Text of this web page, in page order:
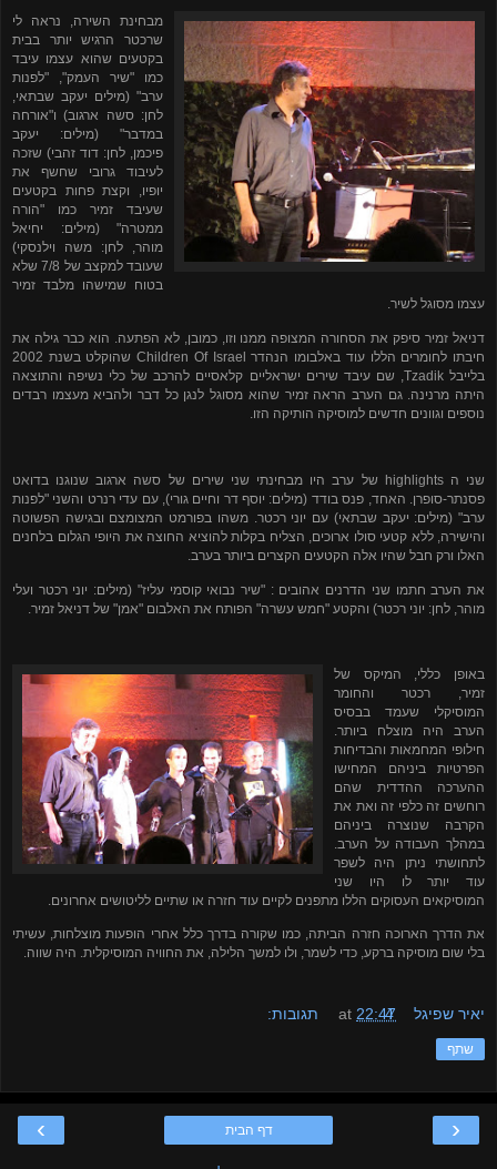
מבחינת השירה, נראה לי
שרכטר הרגיש יותר בבית
בקטעים שהוא עצמו עיבד
כמו "שיר העמק", "לפנות
ערב" (מילים יעקב שבתאי,
לחן: סשה ארגוב) ו"אורחה
במדבר" (מילים: יעקב
פיכמן, לחן: דוד זהבי) שזכה
לעיבוד גרובי שחשף את
יופיו, וקצת פחות בקטעים
שעיבד זמיר כמו "הורה
ממטרה" (מילים: יחיאל
מוהר, לחן: משה וילנסקי)
שעובד למקצב של 7/8 שלא
בטוח שמישהו מלבד זמיר
עצמו מסוגל לשיר.
דניאל זמיר סיפק את הסחורה המצופה ממנו וזו, כמובן, לא הפתעה. הוא כבר גילה את
חיבתו לחומרים הללו עוד באלבומו הנהדר Children Of Israel
שהוקלט בשנת 2002
בלייבלTzadik , שם עיבד שירים ישראליים קלאסיים להרכב של כלי נשיפה והתוצאה
היתה מרנינה. גם הערב הראה זמיר שהוא מסוגל לנגן כל דבר ולהביא מעצמו רבדים
נוספים וגוונים חדשים למוסיקה הותיקה הזו.
שני הhighlights של ערב היו מבחינתי שני שירים של סשה ארגוב שנוגנו בדואט
פסנתר-סופרן. האחד, פנס בודד (מילים: יוסף דר וחיים גורי), עם עדי רנרט והשני "לפנות
ערב" (מילים: יעקב שבתאי) עם יוני רכטר. משהו בפורמט המצומצם ובגישה הפשוטה
והישירה, ללא קטעי סולו ארוכים, הצליח בקלות להוציא החוצה את היופי הגלום בלחנים
האלו ורק חבל שהיו אלה הקטעים הקצרים ביותר בערב.
את הערב חתמו שני הדרנים אהובים : "שיר נבואי קוסמי עליז" (מילים: יוני רכטר ועלי
מוהר, לחן: יוני רכטר) והקטע "חמש עשרה" הפותח את האלבום "אמן" של דניאל זמיר.
באופן כללי, המיקס של
זמיר, רכטר והחומר
המוסיקלי שעמד בבסיס
הערב היה מוצלח ביותר.
חילופי המחמאות והבדיחות
הפרטיות ביניהם המחישו
ההערכה ההדדית שהם
רוחשים זה כלפי זה ואת את
הקרבה שנוצרה ביניהם
במהלך העבודה על הערב.
לתחושתי ניתן היה לשפר
עוד יותר לו היו שני
המוסיקאים העסוקים הללו מתפנים לקיים עוד חזרה או שתיים לליטושים אחרונים.
את הדרך הארוכה חזרה הביתה, כמו שקורה בדרך כלל אחרי הופעות מוצלחות, עשיתי
בלי שום מוסיקה ברקע, כדי לשמר, ולו למשך הלילה, את החוויה המוסיקלית. היה שווה.
יאיר שפיגל at 22:47
4 תגובות:
שתף
‹
› דף הבית